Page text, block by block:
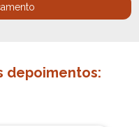
depoimentos: